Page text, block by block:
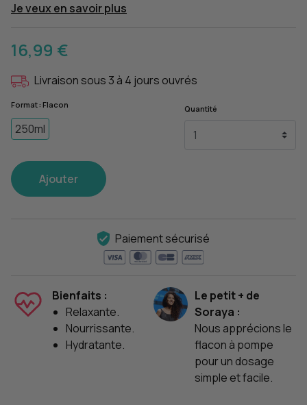
Je veux en savoir plus
16,99 €
Livraison sous 3 à 4 jours ouvrés
Format : Flacon
250ml
Quantité
Ajouter
Paiement sécurisé
Bienfaits :
Relaxante.
Nourrissante.
Hydratante.
Le petit + de
Soraya :
Nous apprécions le
flacon à pompe
pour un dosage
simple et facile.